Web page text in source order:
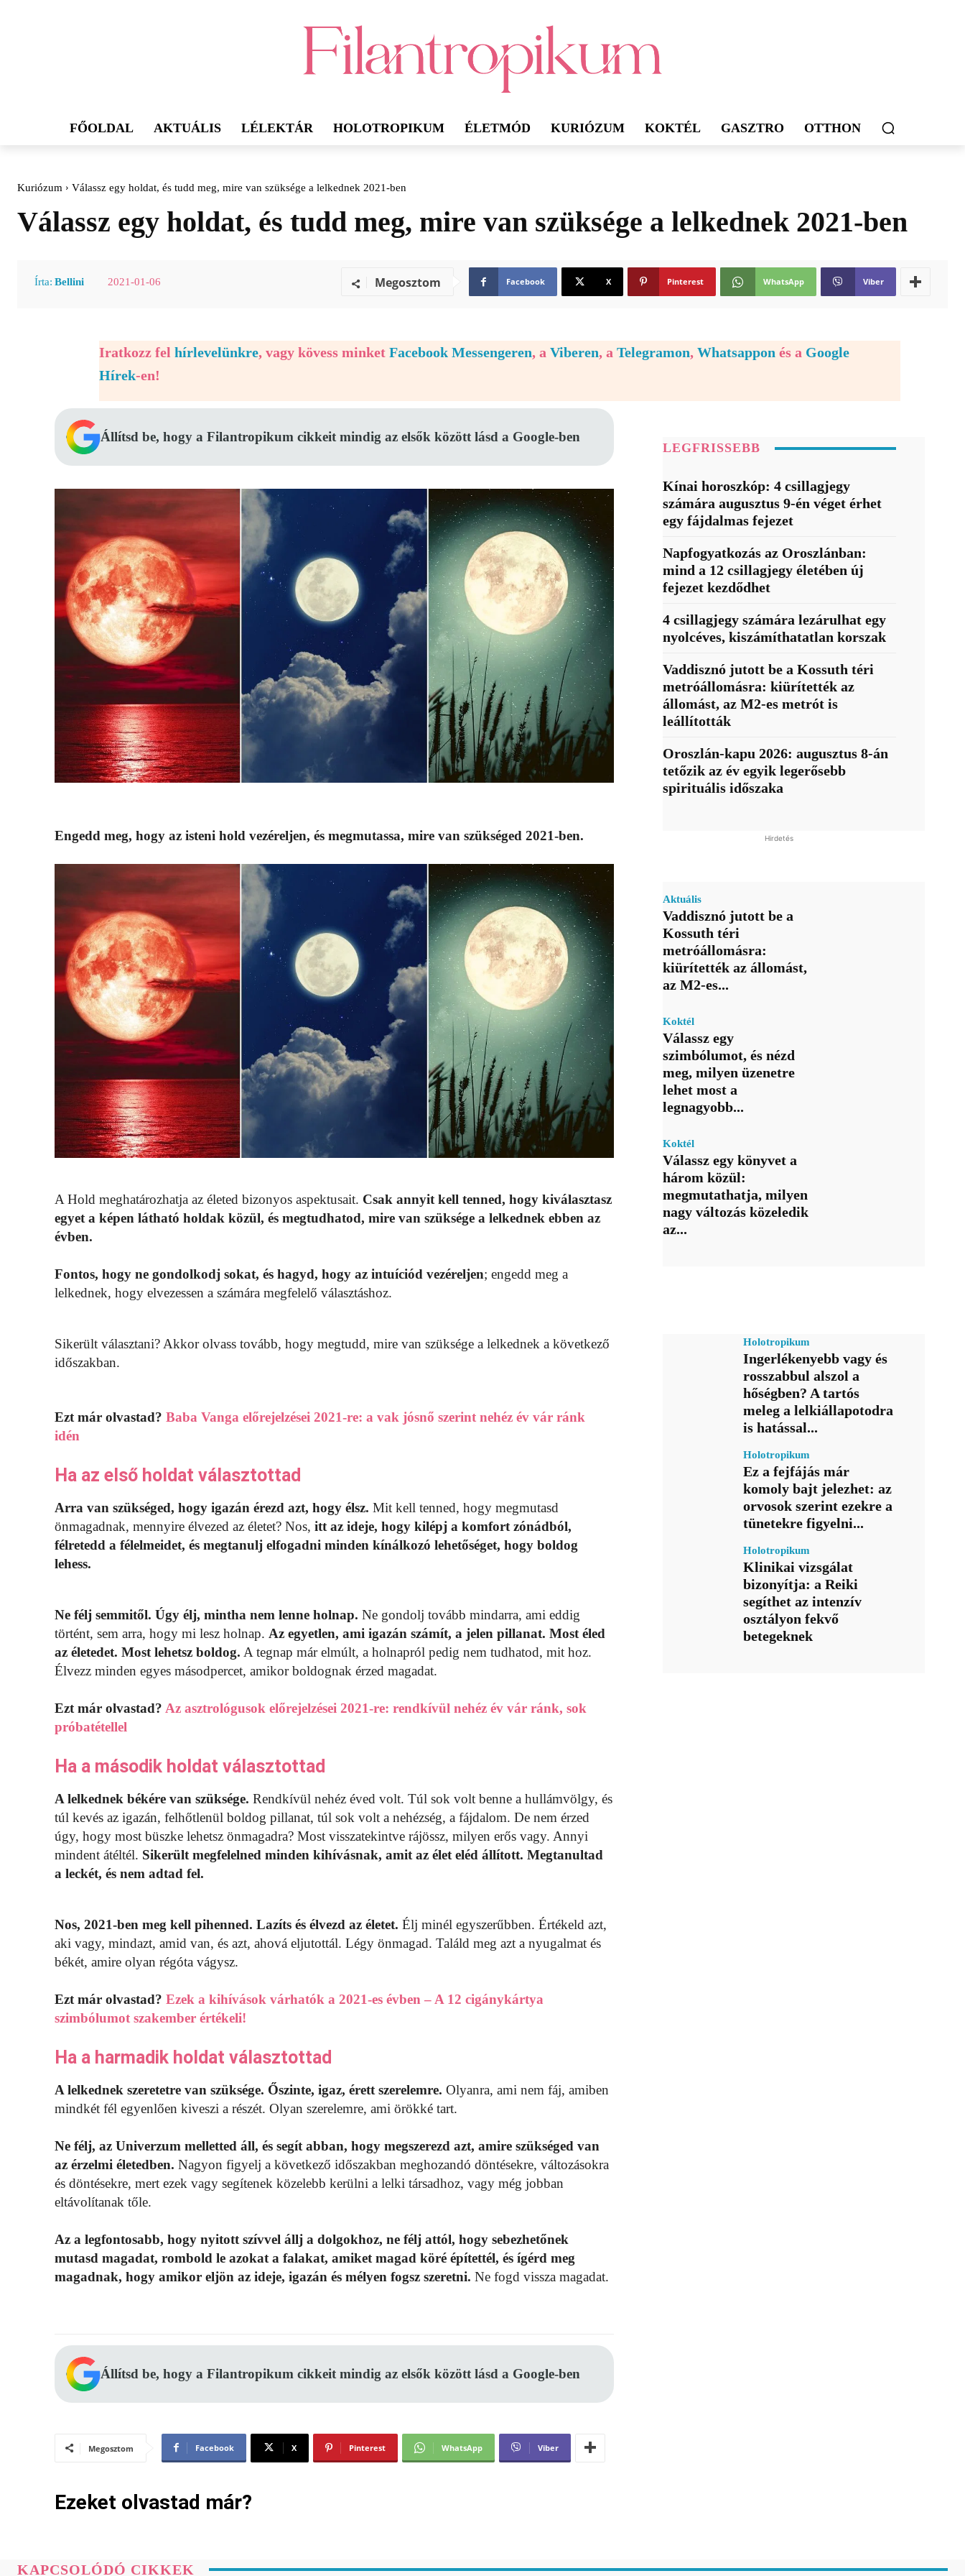
FŐOLDAL AKTUÁLIS LÉLEKTÁR HOLOTROPIKUM ÉLETMÓD KURIÓZUM KOKTÉL GASZTRO OTTHON
Kuriózum Válassz egy holdat, és tudd meg, mire van szüksége a lelkednek 2021-ben
Válassz egy holdat, és tudd meg, mire van szüksége a lelkednek 2021-ben
Írta: Bellini 2021-01-06 Megosztom Facebook X Pinterest WhatsApp Viber
Iratkozz fel hírlevelünkre, vagy kövess minket Facebook Messengeren, a Viberen, a Telegramon, Whatsappon és a Google
Hírek-en!
Állítsd be, hogy a Filantropikum cikkeit mindig az elsők között lásd a Google-ben
Engedd meg, hogy az isteni hold vezéreljen, és megmutassa, mire van szükséged 2021-ben.
A Hold meghatározhatja az életed bizonyos aspektusait. Csak annyit kell tenned, hogy kiválasztasz
egyet a képen látható holdak közül, és megtudhatod, mire van szüksége a lelkednek ebben az
évben.
Fontos, hogy ne gondolkodj sokat, és hagyd, hogy az intuíciód vezéreljen; engedd meg a
lelkednek, hogy elvezessen a számára megfelelő választáshoz.
Sikerült választani? Akkor olvass tovább, hogy megtudd, mire van szüksége a lelkednek a következő
időszakban.
Ezt már olvastad? Baba Vanga előrejelzései 2021-re: a vak jósnő szerint nehéz év vár ránk
idén
Ha az első holdat választottad
Arra van szükséged, hogy igazán érezd azt, hogy élsz. Mit kell tenned, hogy megmutasd
önmagadnak, mennyire élvezed az életet? Nos, itt az ideje, hogy kilépj a komfort zónádból,
félretedd a félelmeidet, és megtanulj elfogadni minden kínálkozó lehetőséget, hogy boldog
lehess.
Ne félj semmitől. Úgy élj, mintha nem lenne holnap. Ne gondolj tovább mindarra, ami eddig
történt, sem arra, hogy mi lesz holnap. Az egyetlen, ami igazán számít, a jelen pillanat. Most éled
az életedet. Most lehetsz boldog. A tegnap már elmúlt, a holnapról pedig nem tudhatod, mit hoz.
Élvezz minden egyes másodpercet, amikor boldognak érzed magadat.
Ezt már olvastad? Az asztrológusok előrejelzései 2021-re: rendkívül nehéz év vár ránk, sok
próbatétellel
Ha a második holdat választottad
A lelkednek békére van szüksége. Rendkívül nehéz éved volt. Túl sok volt benne a hullámvölgy, és
túl kevés az igazán, felhőtlenül boldog pillanat, túl sok volt a nehézség, a fájdalom. De nem érzed
úgy, hogy most büszke lehetsz önmagadra? Most visszatekintve rájössz, milyen erős vagy. Annyi
mindent átéltél. Sikerült megfelelned minden kihívásnak, amit az élet eléd állított. Megtanultad
a leckét, és nem adtad fel.
Nos, 2021-ben meg kell pihenned. Lazíts és élvezd az életet. Élj minél egyszerűbben. Értékeld azt,
aki vagy, mindazt, amid van, és azt, ahová eljutottál. Légy önmagad. Találd meg azt a nyugalmat és
békét, amire olyan régóta vágysz.
Ezt már olvastad? Ezek a kihívások várhatók a 2021-es évben – A 12 cigánykártya
szimbólumot szakember értékeli!
Ha a harmadik holdat választottad
A lelkednek szeretetre van szüksége. Őszinte, igaz, érett szerelemre. Olyanra, ami nem fáj, amiben
mindkét fél egyenlően kiveszi a részét. Olyan szerelemre, ami örökké tart.
Ne félj, az Univerzum melletted áll, és segít abban, hogy megszerezd azt, amire szükséged van
az érzelmi életedben. Nagyon figyelj a következő időszakban meghozandó döntésekre, változásokra
és döntésekre, mert ezek vagy segítenek közelebb kerülni a lelki társadhoz, vagy még jobban
eltávolítanak tőle.
Az a legfontosabb, hogy nyitott szívvel állj a dolgokhoz, ne félj attól, hogy sebezhetőnek
mutasd magadat, rombold le azokat a falakat, amiket magad köré építettél, és ígérd meg
magadnak, hogy amikor eljön az ideje, igazán és mélyen fogsz szeretni. Ne fogd vissza magadat.
Állítsd be, hogy a Filantropikum cikkeit mindig az elsők között lásd a Google-ben
Megosztom Facebook X Pinterest WhatsApp Viber
Ezeket olvastad már?
LEGFRISSEBB
Kínai horoszkóp: 4 csillagjegy
számára augusztus 9-én véget érhet
egy fájdalmas fejezet
Napfogyatkozás az Oroszlánban:
mind a 12 csillagjegy életében új
fejezet kezdődhet
4 csillagjegy számára lezárulhat egy
nyolcéves, kiszámíthatatlan korszak
Vaddisznó jutott be a Kossuth téri
metróállomásra: kiürítették az
állomást, az M2-es metrót is
leállították
Oroszlán-kapu 2026: augusztus 8-án
tetőzik az év egyik legerősebb
spirituális időszaka
Hirdetés
Aktuális
Vaddisznó jutott be a
Kossuth téri
metróállomásra:
kiürítették az állomást,
az M2-es...
Koktél
Válassz egy
szimbólumot, és nézd
meg, milyen üzenetre
lehet most a
legnagyobb...
Koktél
Válassz egy könyvet a
három közül:
megmutathatja, milyen
nagy változás közeledik
az...
Holotropikum
Ingerlékenyebb vagy és
rosszabbul alszol a
hőségben? A tartós
meleg a lelkiállapotodra
is hatással...
Holotropikum
Ez a fejfájás már
komoly bajt jelezhet: az
orvosok szerint ezekre a
tünetekre figyelni...
Holotropikum
Klinikai vizsgálat
bizonyítja: a Reiki
segíthet az intenzív
osztályon fekvő
betegeknek
KAPCSOLÓDÓ CIKKEK